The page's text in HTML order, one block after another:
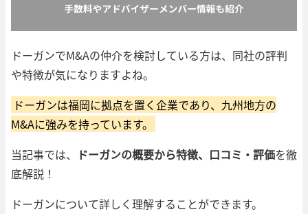
ドーガンでM&Aの仲介を検討している方は、同社の評判
や特徴が気になりますよね。
ドーガンは福岡に拠点を置く企業であり、九州地方の
M&Aに強みを持っています。
当記事では、
ドーガンの概要から特徴、口コミ・評価を徹
底解説！
ドーガンについて詳しく理解することができます。